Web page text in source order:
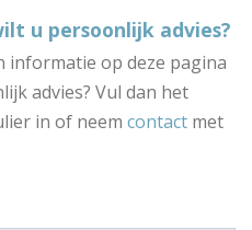
u persoonlijk advies?
informatie op deze pagina
advies? Vul dan het
in of neem contact met